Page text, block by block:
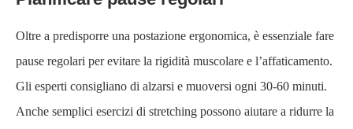
Oltre a predisporre una postazione ergonomica, è essenziale fare
pause regolari per evitare la rigidità muscolare e l’affaticamento.
Gli esperti consigliano di alzarsi e muoversi ogni 30-60 minuti.
Anche semplici esercizi di stretching possono aiutare a ridurre la